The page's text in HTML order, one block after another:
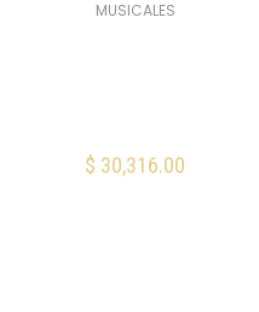
MUSICALES
$ 30,316.00
AÑADIR AL CARRITO